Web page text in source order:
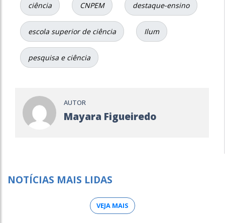
ciência CNPEM destaque-ensino
escola superior de ciência Ilum
pesquisa e ciência
AUTOR
Mayara Figueiredo
NOTÍCIAS MAIS LIDAS
VEJA MAIS